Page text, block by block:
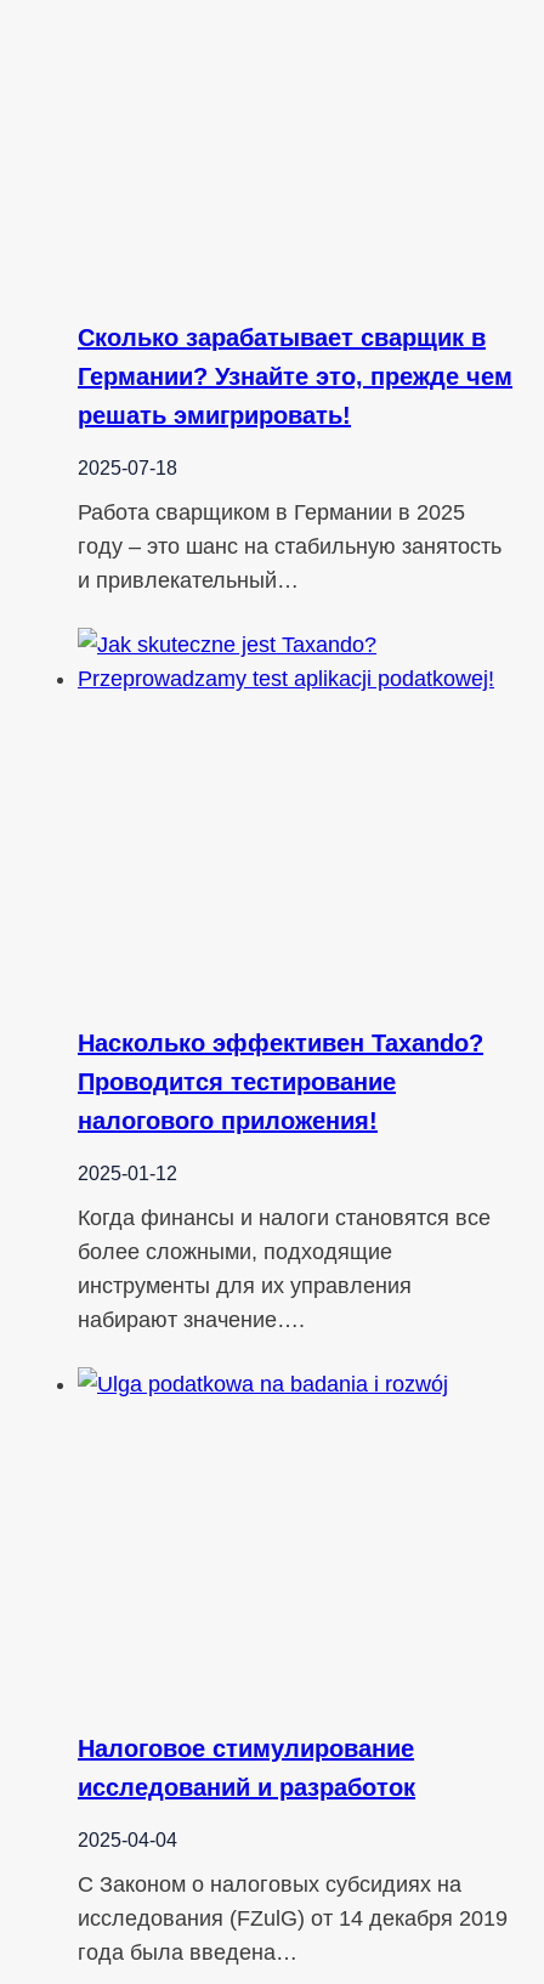
Сколько зарабатывает сварщик в
Германии? Узнайте это, прежде чем
решать эмигрировать!
2025-07-18
Работа сварщиком в Германии в 2025
году – это шанс на стабильную занятость
и привлекательный…
Насколько эффективен Taxando?
Проводится тестирование
налогового приложения!
2025-01-12
Когда финансы и налоги становятся все
более сложными, подходящие
инструменты для их управления
набирают значение….
Налоговое стимулирование
исследований и разработок
2025-04-04
С Законом о налоговых субсидиях на
исследования (FZulG) от 14 декабря 2019
года была введена…